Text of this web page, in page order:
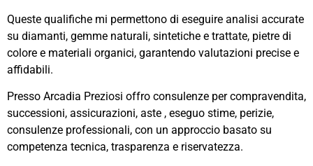
Queste qualifiche mi permettono di eseguire analisi accurate
su diamanti, gemme naturali, sintetiche e trattate, pietre di
colore e materiali organici, garantendo valutazioni precise e
affidabili.
Presso Arcadia Preziosi offro consulenze per compravendita,
successioni, assicurazioni, aste , eseguo stime, perizie,
consulenze professionali, con un approccio basato su
competenza tecnica, trasparenza e riservatezza.